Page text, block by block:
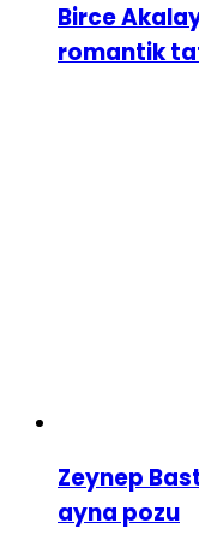
Birce
romantik
Zeynep
ayna pozu